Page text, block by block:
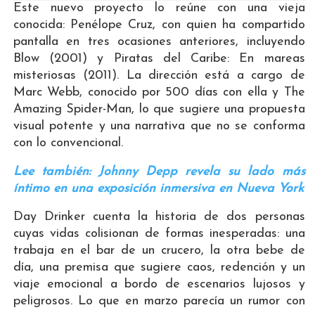
Este nuevo proyecto lo reúne con una vieja
conocida: Penélope Cruz, con quien ha compartido
pantalla en tres ocasiones anteriores, incluyendo
Blow (2001) y Piratas del Caribe: En mareas
misteriosas (2011). La dirección está a cargo de
Marc Webb, conocido por 500 días con ella y The
Amazing Spider-Man, lo que sugiere una propuesta
visual potente y una narrativa que no se conforma
con lo convencional.
Lee también: Johnny Depp revela su lado más
íntimo en una exposición inmersiva en Nueva York
Day Drinker cuenta la historia de dos personas
cuyas vidas colisionan de formas inesperadas: una
trabaja en el bar de un crucero, la otra bebe de
día, una premisa que sugiere caos, redención y un
viaje emocional a bordo de escenarios lujosos y
peligrosos. Lo que en marzo parecía un rumor con